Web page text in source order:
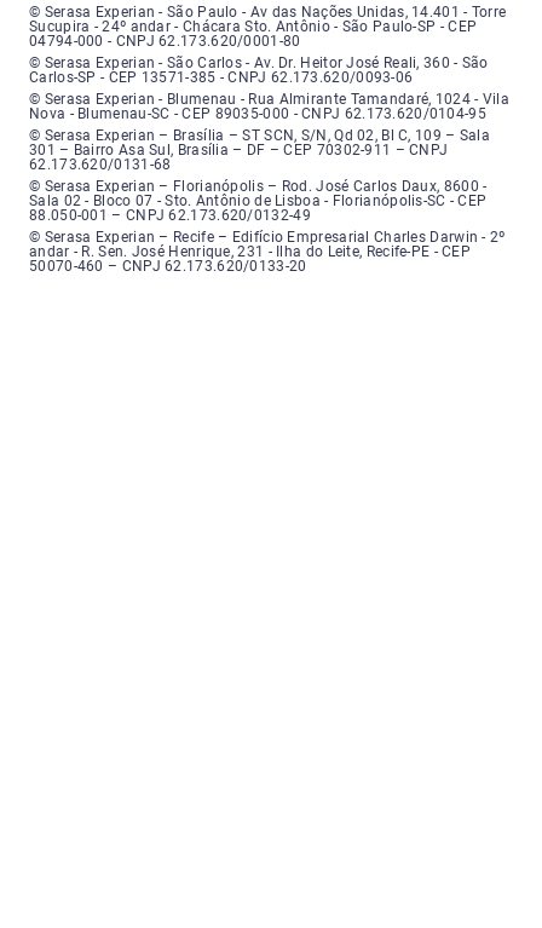
Serasa Experian - São Paulo - Endereço: Avenida das Nações Unidas,
© Serasa Experian - São Paulo - Av das Nações Unidas, 14.401 - Torre
Sucupira - 24º andar - Chácara Sto. Antônio - São Paulo-SP - CEP
04794-000 - CNPJ 62.173.620/0001-80
Serasa Experian - São Carlos - Endereço: Avenida Doutor Heitor José
© Serasa Experian - São Carlos - Av. Dr. Heitor José Reali, 360 - São
Carlos-SP - CEP 13571-385 - CNPJ 62.173.620/0093-06
Serasa Experian - Blumenau - Endereço: Rua Almirante Tamandaré,
© Serasa Experian - Blumenau - Rua Almirante Tamandaré, 1024 - Vila
Nova - Blumenau-SC - CEP 89035-000 - CNPJ 62.173.620/0104-95
Serasa Experian - Brasília, Endereço: Setor Comercial Norte, sem
© Serasa Experian – Brasília – ST SCN, S/N, Qd 02, Bl C, 109 – Sala
301 – Bairro Asa Sul, Brasília – DF – CEP 70302-911 – CNPJ
62.173.620/0131-68
Serasa Experian - Florianópolis, Endereço: Rodovia José Carlos, número
© Serasa Experian – Florianópolis – Rod. José Carlos Daux, 8600 -
Sala 02 - Bloco 07 - Sto. Antônio de Lisboa - Florianópolis-SC - CEP
88.050-001 – CNPJ 62.173.620/0132-49
Serasa Experian - Recife, Endereço: Edifício Empresarial Charles Darwin,
© Serasa Experian – Recife – Edifício Empresarial Charles Darwin - 2º
andar - R. Sen. José Henrique, 231 - Ilha do Leite, Recife-PE - CEP
50070-460 – CNPJ 62.173.620/0133-20